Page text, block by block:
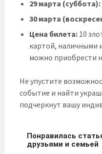
29 марта (суббота):
30 марта
Цена билета: 10
картой, наличными
можно приобрести
Не упустите
событие и найти
подчеркнут вашу
Понравилась
друзьями и семьей